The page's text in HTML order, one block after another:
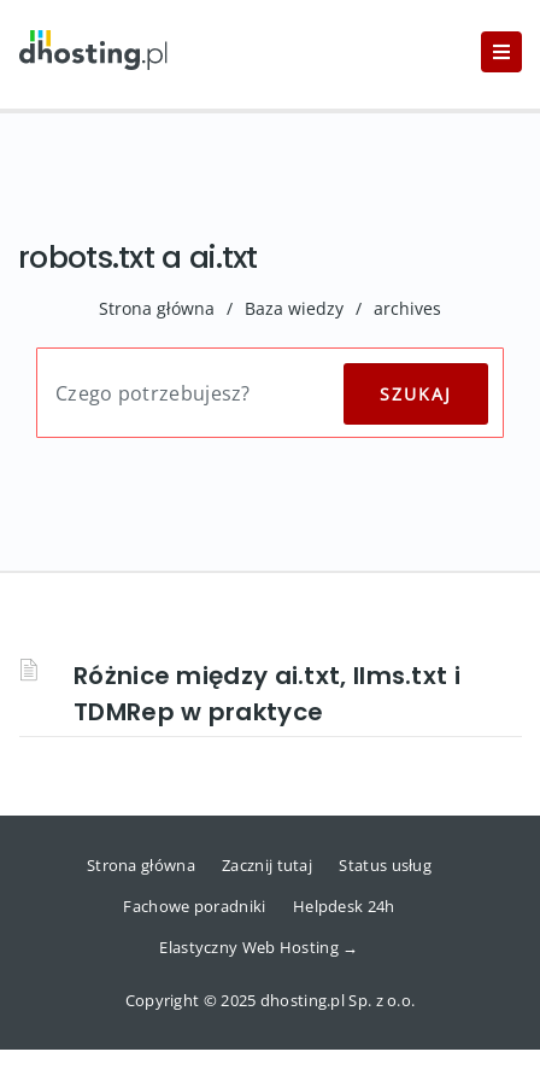
robots.txt a ai.txt
Strona główna / Baza wiedzy / archives
Różnice między ai.txt, llms.txt i
TDMRep w praktyce
Strona główna Zacznij tutaj
Status usług
Fachowe poradniki
Helpdesk 24h
Elastyczny Web Hosting →
Copyright © 2025 dhosting.pl Sp. z o.o.